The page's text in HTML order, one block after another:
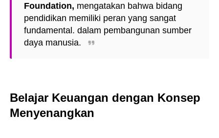
Foundation, mengatakan bahwa bidang
pendidikan memiliki peran yang sangat
fundamental. dalam pembangunan sumber
daya manusia.
Belajar Keuangan dengan Konsep
Menyenangkan